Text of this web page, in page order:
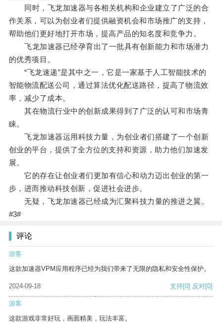
同时，飞龙加速器与各相关机构和企业建立了广泛的合
作关系，可以为创业者们提供融资机会和市场推广的支持，
帮助他们更好地打开市场，提高产品的知名度和竞争力。
飞龙加速器已经孕育出了一批具有创新能力和市场潜力
的优秀项目。
“飞龙速递”是其中之一，它是一家基于人工智能技术的
智能物流配送公司，通过算法优化配送路径，提高了物流效
率，减少了成本。
其在物流行业中的创新成果得到了广泛的认可和市场青
睐。
飞龙加速器运用科技力量，为创业者们搭建了一个创新
创业的平台，提供了全方位的支持和资源，助力他们加速发
展。
它的存在让创业者们更加有信心和动力迈出创业的第一
步，进而推动科技创新，促进社会进步。
无疑，飞龙加速器已经成为汇聚科技力量的推进之翼。
#3#
评论
游客
这款加速器VPM应用程序已经为我们带来了无限的隐私和安全性保护。
2024-09-18 支持[0] 反对[0]
游客
这款游戏非常好玩，画面精美，玩法丰富。